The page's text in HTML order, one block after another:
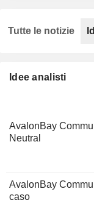
Idee analisti
AvalonBay
Neutral
AvalonBay
caso
Tutte le notizie